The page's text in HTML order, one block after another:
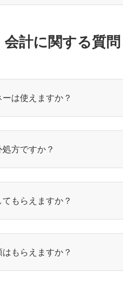
会計に関する質問
は使えますか？
方ですか？
もらえますか？
もらえますか？